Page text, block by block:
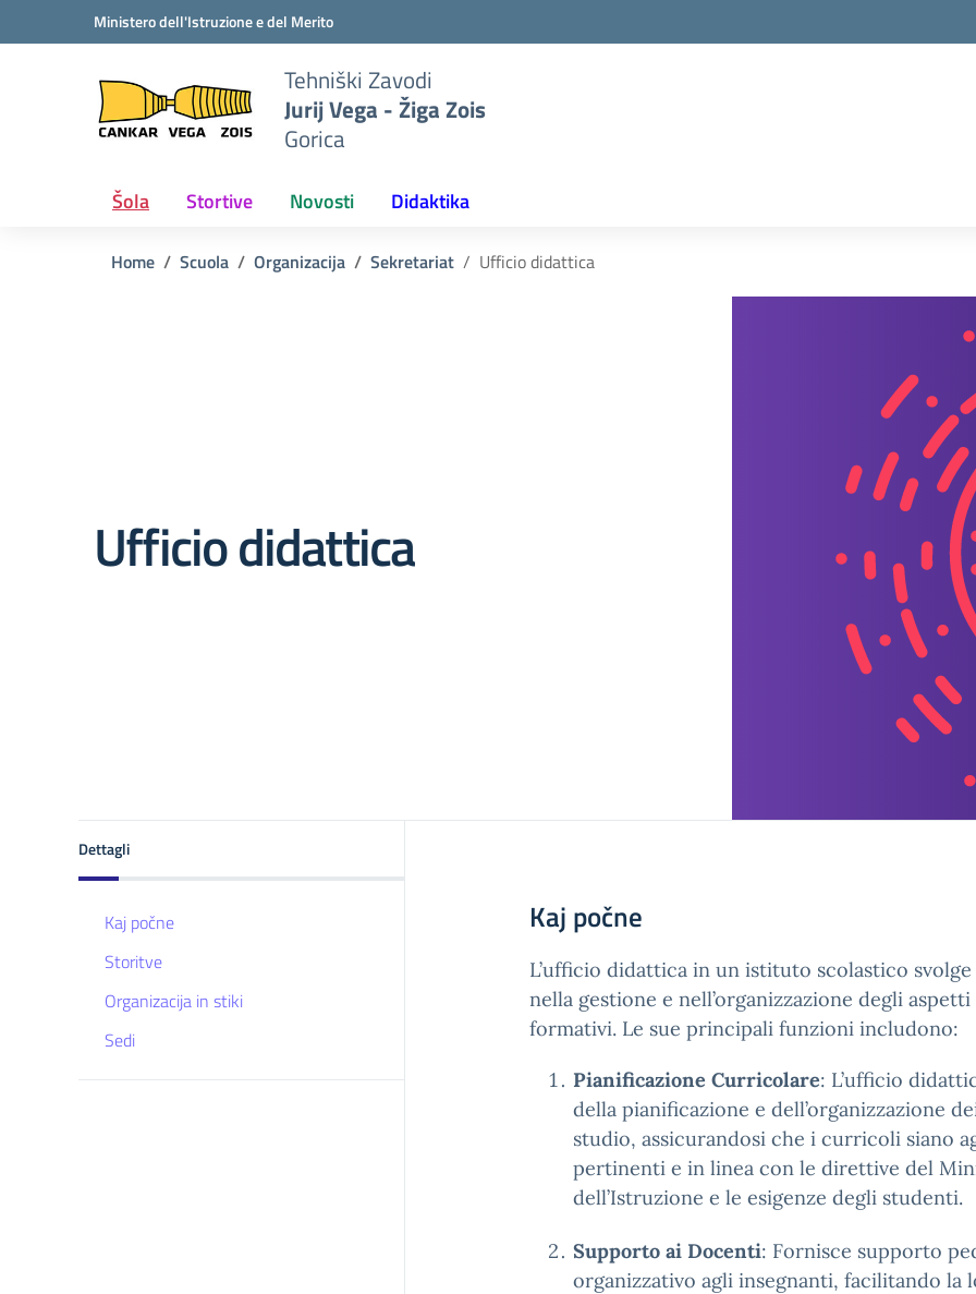
Vai ai contenuti
Vai al menu di navigazioneMinistero dell'Istruzione e del Merito
Tehniški Zavodi
Jurij Vega - Žiga Zois
Gorica
Šola Stortive Novosti Didaktika
Home Scuola Organizacija Sekretariat Ufficio didattica
Ufficio didattica
Dettagli
Kaj počne
Storitve
Organizacija in stiki
Sedi
Kaj počne
L’ufficio didattica in un istituto scolastico
nella gestione e nell’organizzazione degli
formativi. Le sue principali funzioni includono:
Pianificazione Curricolare: L’ufficio
della pianificazione e dell’organizzazione
studio, assicurandosi che i curricoli siano
pertinenti e in linea con le direttive del
dell’Istruzione e le esigenze degli studenti.
Supporto ai Docenti: Fornisce supporto
organizzativo agli insegnanti, facilitando la